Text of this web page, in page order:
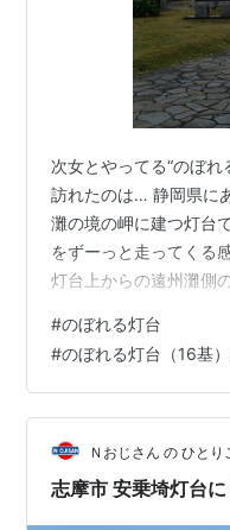
次女とやってる“のぼ
訪れたのは… 静岡県に
灘の境の岬に建つ灯台
をずーっと走ってくる
灯台上からの遠州灘側
洋 (°o°* これで、８基/
次はどこの灯台行こう
ぁ… ^^; ↓ にほんブロ
↓ 興味がありましたら
めんぼ父ちゃん
#のぼれる灯台
#のぼれる灯台（16基
Ｎおじさん の ひとり
志摩市 安乗埼灯台